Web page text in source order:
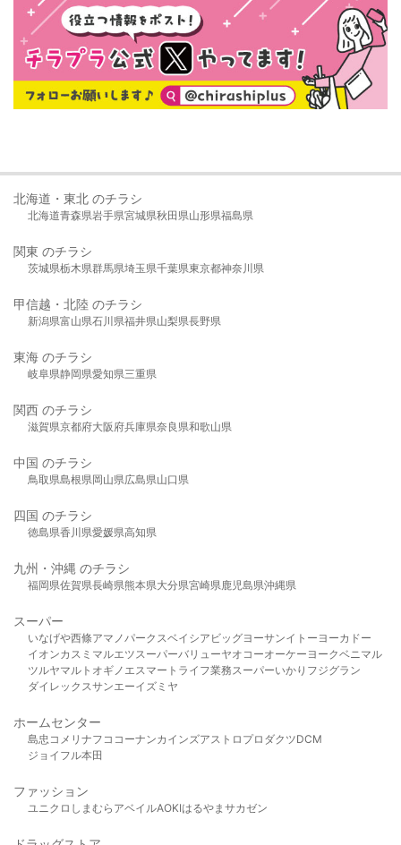
北海道・東北 のチラシ
北海道青森県岩手県宮城県秋田県山形県福島県
関東 のチラシ
茨城県栃木県群馬県埼玉県千葉県東京都神奈川県
甲信越・北陸 のチラシ
新潟県富山県石川県福井県山梨県長野県
東海 のチラシ
岐阜県静岡県愛知県三重県
関西 のチラシ
滋賀県京都府大阪府兵庫県奈良県和歌山県
中国 のチラシ
鳥取県島根県岡山県広島県山口県
四国 のチラシ
徳島県香川県愛媛県高知県
九州・沖縄 のチラシ
福岡県佐賀県長崎県熊本県大分県宮崎県鹿児島県沖縄県
スーパー
いなげや西條アマノパークスベイシア ビッグヨーサンイトーヨーカドー
イオンカスミ マルエツスーパーバリューヤオコーオーケー ヨークベニマル
ツルヤマルト オギノ エスマート ライフ業務スーパーいかり フジグラン
ダイレックスサンエーイズミヤ
ホームセンター
島忠 コメリ ナフコ コーナンカインズアストロプロダクツDCM
ジョイフル本田
ファッション
ユニクロ しまむら アベイルAOKIはるやま サカゼン